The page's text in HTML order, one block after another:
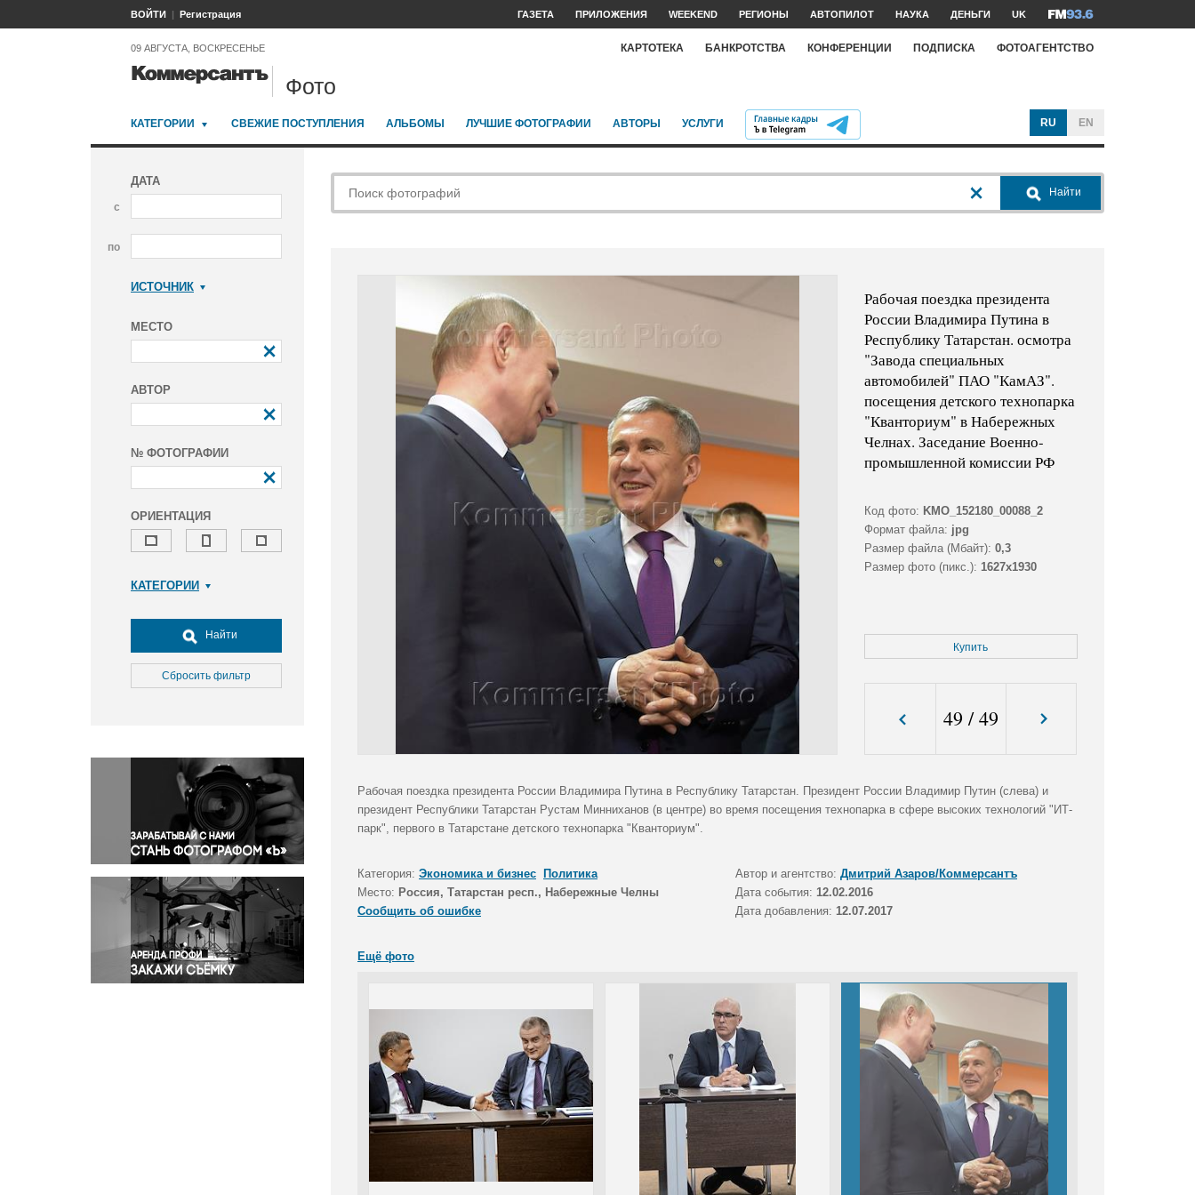
ВОЙТИ Регистрация ГАЗЕТА ПРИЛОЖЕНИЯ WEEKEND РЕГИОНЫ АВТОПИЛОТ НАУКА ДЕНЬГИ UK
09 АВГУСТА, ВОСКРЕСЕНЬЕ КАРТОТЕКА БАНКРОТСТВА КОНФЕРЕНЦИИ ПОДПИСКА ФОТОАГЕНТСТВО
Фото
КАТЕГОРИИ СВЕЖИЕ ПОСТУПЛЕНИЯ АЛЬБОМЫ ЛУЧШИЕ ФОТОГРАФИИ АВТОРЫ УСЛУГИ RU EN
ДАТА
с
по
ИСТОЧНИК
МЕСТО
АВТОР
№ ФОТОГРАФИИ
ОРИЕНТАЦИЯ
КАТЕГОРИИ
Досуг, туризм и отдых
Культура
Медицина
Окружающая среда
Политика
Правосудие
Происшествия и конфликты
Религия
Светская жизнь
Спорт
Экология
Экономика и бизнес
Найти
Сбросить фильтр
Найти
Рабочая поездка президента
России Владимира Путина в
Республику Татарстан. осмотра
"Завода специальных
автомобилей" ПАО "КамАЗ".
посещения детского технопарка
"Кванториум" в Набережных
Челнах. Заседание Военно-
промышленной комиссии РФ
Код фото: KMO_152180_00088_2
Формат файла: jpg
Размер файла (Мбайт): 0,3
Размер фото (пикс.): 1627x1930
Купить
49 /49
Рабочая поездка президента России Владимира Путина в Республику Татарстан. Президент России Владимир Путин (слева) и
президент Республики Татарстан Рустам Минниханов (в центре) во время посещения технопарка в сфере высоких технологий "ИТ-
парк", первого в Татарстане детского технопарка "Кванториум".
Категория: Экономика и бизнес Политика Автор и агентство: Дмитрий Азаров/Коммерсантъ
Место: Россия, Татарстан респ., Набережные Челны Дата события: 12.02.2016
Сообщить об ошибке
Дата добавления: 12.07.2017
Ещё фото